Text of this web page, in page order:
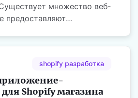
множество веб-
предоставляют
shopify разработка
Shopify магазина